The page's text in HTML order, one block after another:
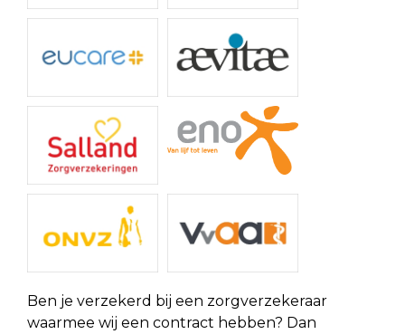
Ben je verzekerd bij een zorgverzekeraar
waarmee wij een contract hebben? Dan